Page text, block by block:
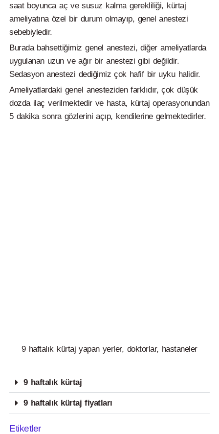
saat boyunca aç ve susuz kalma gerekliliği, kürtaj
ameliyatına özel bir durum olmayıp, genel anestezi
sebebiyledir.
Burada bahsettiğimiz genel anestezi, diğer ameliyatlarda
uygulanan uzun ve ağır bir anestezi gibi değildir.
Sedasyon anestezi dediğimiz çok hafif bir uyku halidir.
Ameliyatlardaki genel anesteziden farklıdır, çok düşük
dozda ilaç verilmektedir ve hasta, kürtaj operasyonundan
5 dakika sonra gözlerini açıp, kendilerine gelmektedirler.
9 haftalık kürtaj yapan yerler, doktorlar, hastaneler
9 haftalık kürtaj
9 haftalık kürtaj fiyatları
Etiketler